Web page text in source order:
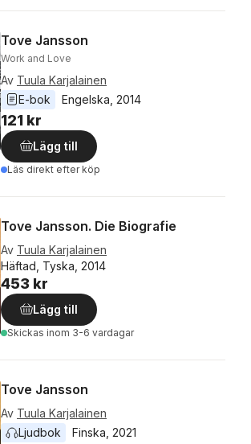
Tove Jansson
Work and Love
Av Tuula Karjalainen
E-bok
Engelska 2014
121 kr
Lägg till
Läs direkt efter köp
Tove Jansson. Die Biografie
Av Tuula Karjalainen
Häftad, Tyska, 2014
453 kr
Lägg till
Skickas inom 3-6 vardagar
Tove Jansson
Av Tuula Karjalainen
Ljudbok
Finska 2021